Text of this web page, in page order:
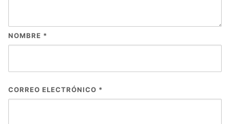
NOMBRE *
CORREO ELECTRÓNICO *